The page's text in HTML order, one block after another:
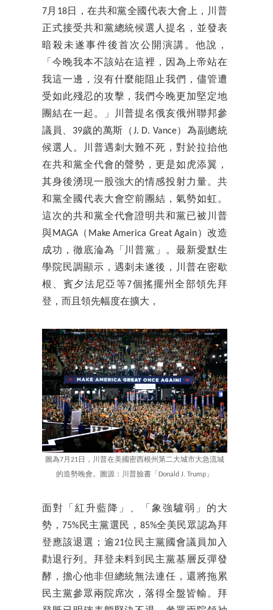
7月18日，在共和黨全國代表大會上，川普
正式接受共和黨總統候選人提名，並發表
暗殺未遂事件後首次公開演講。他說，
「今晚我本不該站在這裡，因為上帝站在
我這一邊，沒有什麼能阻止我們，儘管遭
受如此殘忍的攻擊，我們今晚更加堅定地
團結在一起。」川普提名俄亥俄州聯邦參
議員、39歲的萬斯（J. D. Vance）為副總統
候選人。川普遇刺大難不死，對於拉抬他
在共和黨全代會的聲勢，更是如虎添翼，
其身後湧現一股強大的情感投射力量。共
和黨全國代表大會空前團結，氣勢如虹。
這次的共和黨全代會證明共和黨已被川普
與MAGA（Make America Great Again）改造
成功，徹底淪為「川普黨」。最新愛默生
學院民調顯示，遇刺未遂後，川普在密歇
根、賓夕法尼亞等7個搖擺州全部領先拜
登，而且領先幅度在擴大，
圖為7月21日，川普在美國密西根州第二大城市大急流城
的造勢晚會。圖源：川普臉書「Donald J. Trump」
面對「紅升藍降」、「象強驢弱」的大
勢，75%民主黨選民，85%全美民眾認為拜
登應該退選；逾21位民主黨國會議員加入
勸退行列。拜登未料到民主黨基層反彈發
酵，擔心他非但總統無法連任，還將拖累
民主黨參眾兩院席次，落得全盤皆輸。拜